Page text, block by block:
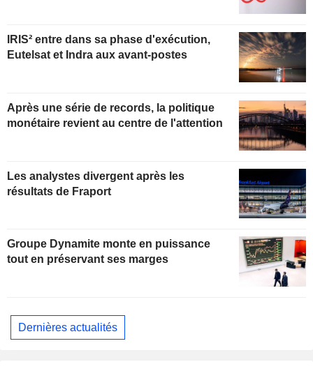
IRIS² entre dans sa phase d'exécution,
Eutelsat et Indra aux avant-postes
Après une série de records, la politique
monétaire revient au centre de l'attention
Les analystes divergent après les
résultats de Fraport
Groupe Dynamite monte en puissance
tout en préservant ses marges
Dernières actualités